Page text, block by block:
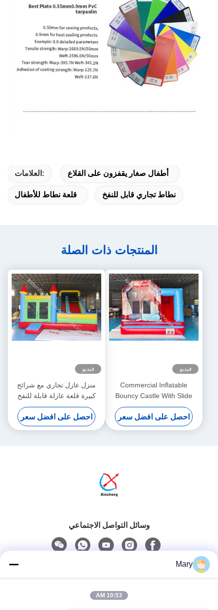
العلامات: أطفال صغار يقفزون على القلاع
قلعة نطاط للأطفال نطاط تجاري قابل للنفخ
المنتجات ذات الصلة
فيديو
Commercial Inflatable
Bouncy Castle With Slide
Spiderman Bouncy Castle
For Sale
احصل على افضل سعر
فيديو
منزل عازل تجاري مع شرائح
كبيرة قلعة عازلة قابلة للنفخ
احصل على افضل سعر
وسائل التواصل الاجتماعي
Mary
10:53 AM